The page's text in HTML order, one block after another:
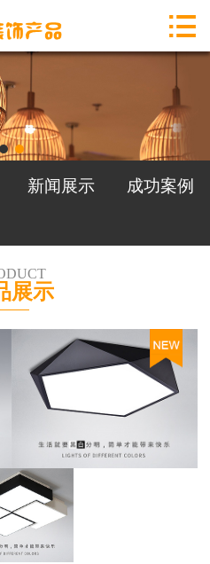
新闻展示

新闻展示
成功案例
展示